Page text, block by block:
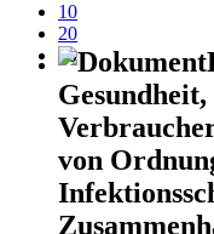
10
20
50
von